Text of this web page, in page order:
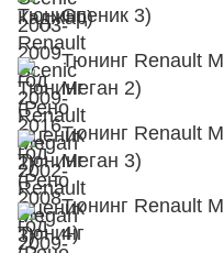
Сценик 3)
Тюнинг Renault
Меган 2)
Тюнинг Renault
Меган 3)
Тюнинг Renault
4)